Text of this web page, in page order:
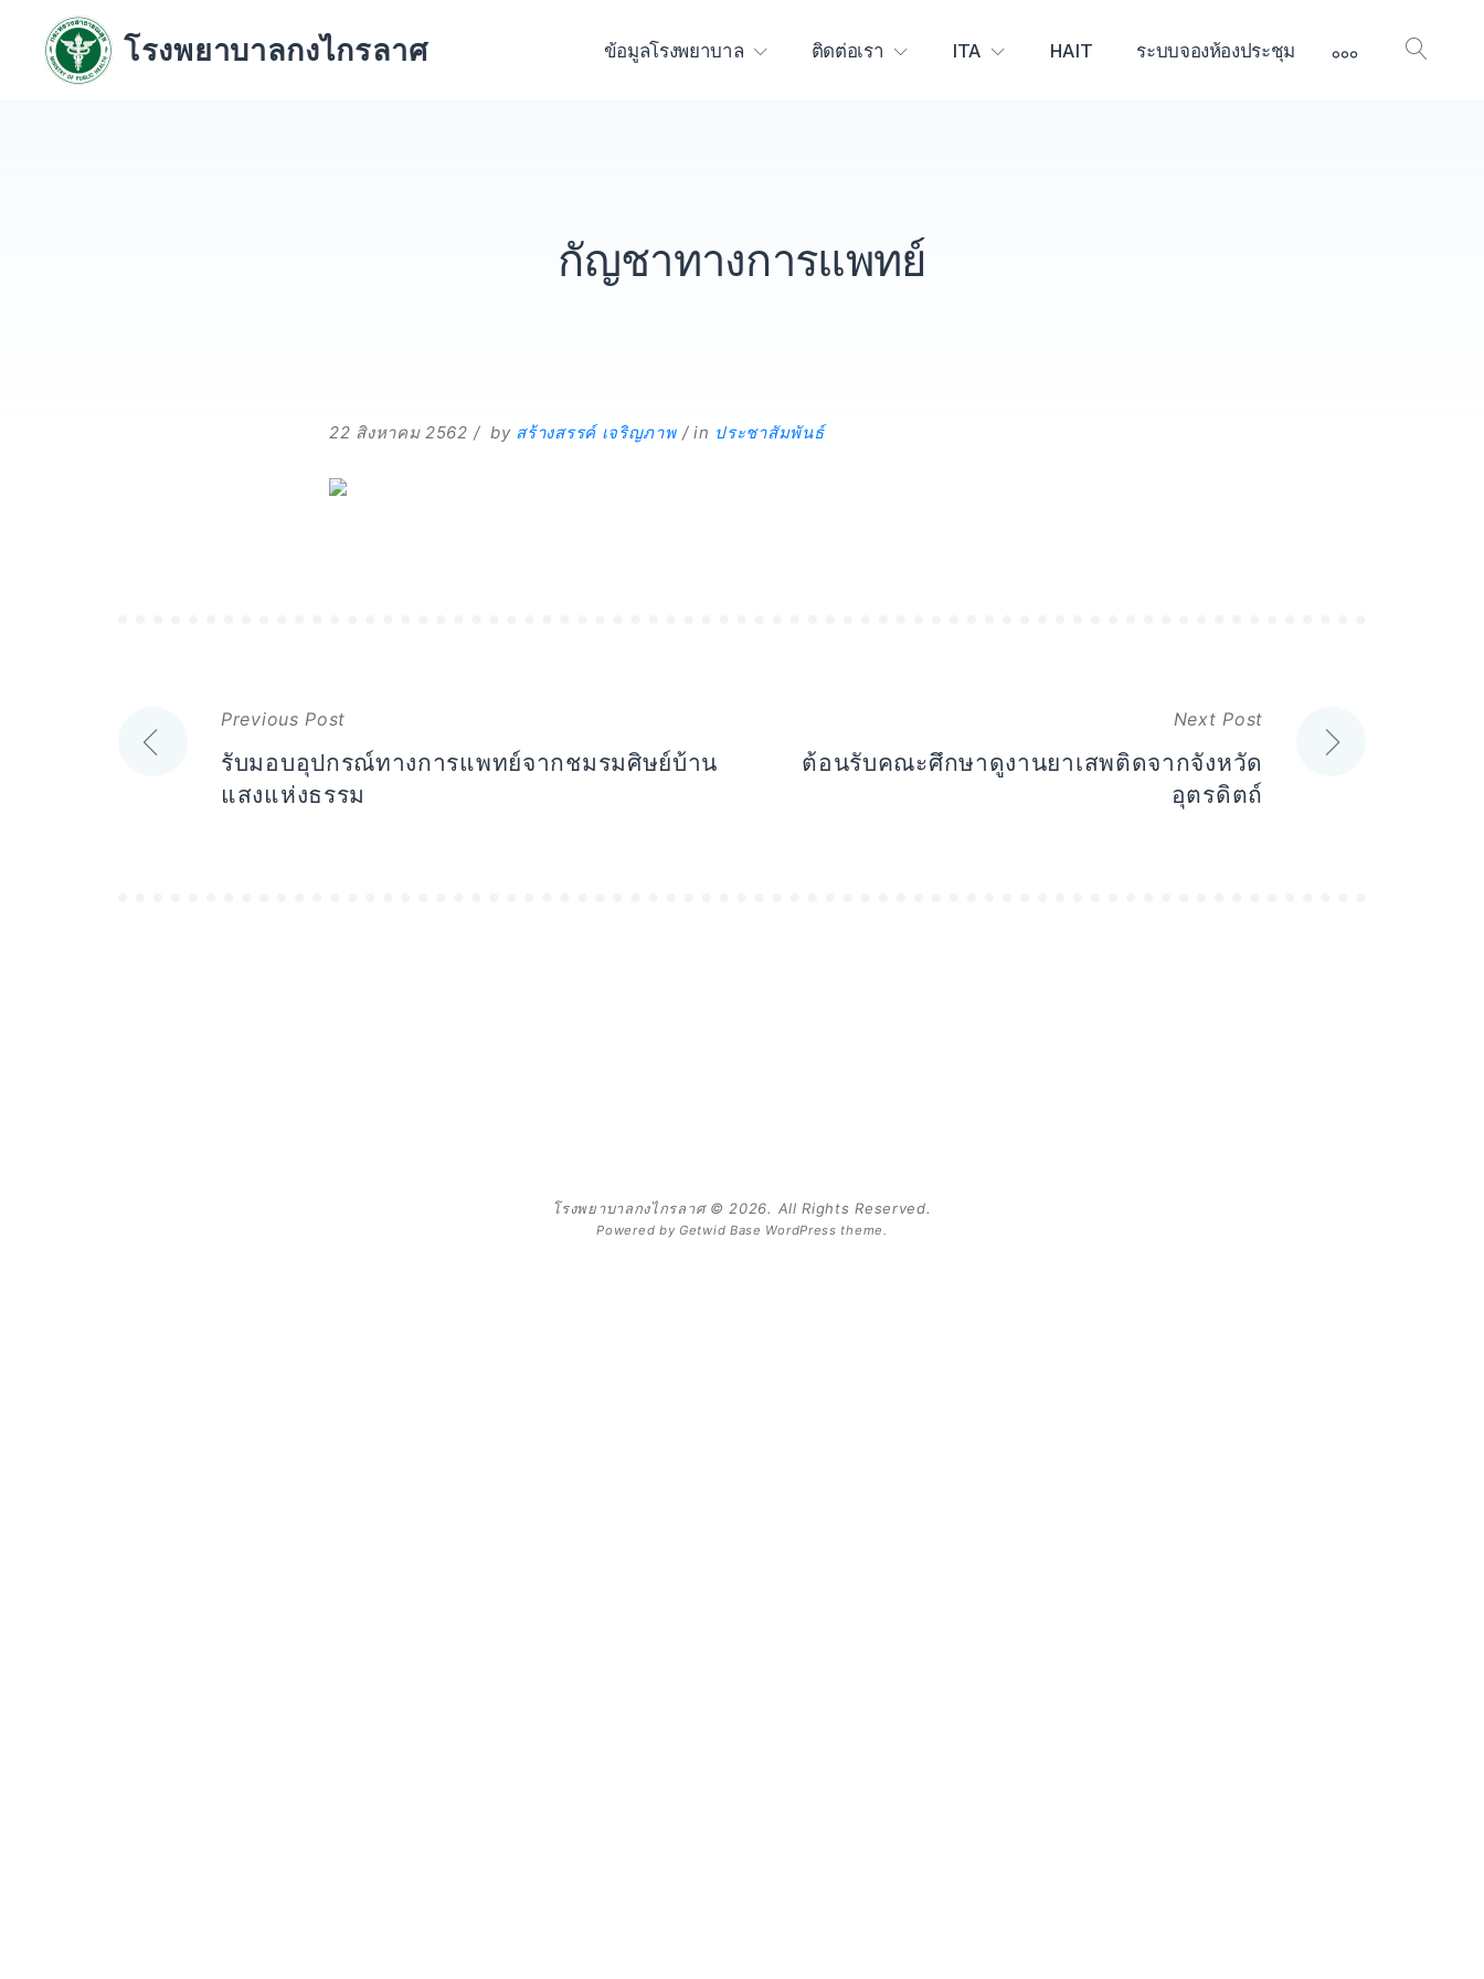
content
โรงพยาบาลกงไกรลาศ ข้อมูลโรงพยาบาล ติดต่อเรา ITA HAIT ระบบจองห้องประชุม More
กัญชาทางการแพทย์
22 สิงหาคม 2562 by สร้างสรรค์ เจริญภาพ in ประชาสัมพันธ์
แนะแนว
เรื่อง
Previous Post
รับมอบอุปกรณ์ทางการแพทย์จากชมรมศิษย์บ้าน
แสงแห่งธรรม
Next Post
ต้อนรับคณะศึกษาดูงานยาเสพติดจากจังหวัด
อุตรดิตถ์
โรงพยาบาลกงไกรลาศ © 2026. All Rights Reserved.
Powered byGetwid Base WordPress theme.